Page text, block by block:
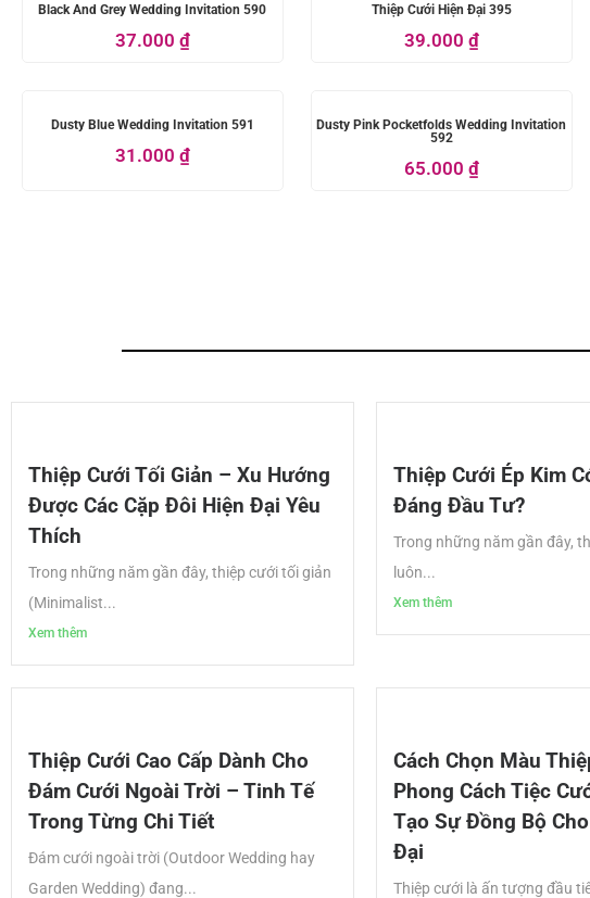
Black And Grey Wedding Invitation 590
37.000 ₫
Thiệp Cưới Hiện Đại 395
39.000 ₫
Dusty Blue Wedding Invitation 591
31.000 ₫
Dusty Pink Pocketfolds Wedding Invitation
592
65.000 ₫
Thiệp Cưới Tối Giản – Xu Hướng
Được Các Cặp Đôi Hiện Đại Yêu
Thích
Trong những năm gần đây, thiệp cưới tối giản
(Minimalist...
Xem thêm
Thiệp Cưới Ép Kim
Đáng Đầu Tư?
Trong những năm gần đây,
luôn...
Xem thêm
Thiệp Cưới Cao Cấp Dành Cho
Đám Cưới Ngoài Trời – Tinh Tế
Trong Từng Chi Tiết
Đám cưới ngoài trời (Outdoor Wedding hay
Garden Wedding) đang...
Cách Chọn Màu
Phong Cách Tiệc
Tạo Sự Đồng Bộ
Đại
Thiệp cưới là ấn tượng đầu